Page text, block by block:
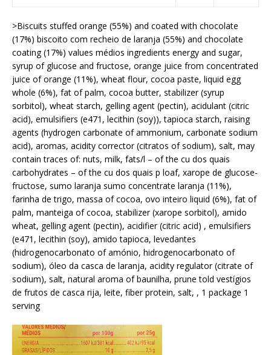
>Biscuits stuffed orange (55%) and coated with chocolate
(17%) biscoito com recheio de laranja (55%) and chocolate
coating (17%) values médios ingredients energy and sugar,
syrup of glucose and fructose, orange juice from concentrated
juice of orange (11%), wheat flour, cocoa paste, liquid egg
whole (6%), fat of palm, cocoa butter, stabilizer (syrup
sorbitol), wheat starch, gelling agent (pectin), acidulant (citric
acid), emulsifiers (e471, lecithin (soy)), tapioca starch, raising
agents (hydrogen carbonate of ammonium, carbonate sodium
acid), aromas, acidity corrector (citratos of sodium), salt, may
contain traces of: nuts, milk, fats/l – of the cu dos quais
carbohydrates – of the cu dos quais p loaf, xarope de glucose-
fructose, sumo laranja sumo concentrate laranja (11%),
farinha de trigo, massa of cocoa, ovo inteiro liquid (6%), fat of
palm, manteiga of cocoa, stabilizer (xarope sorbitol), amido
wheat, gelling agent (pectin), acidifier (citric acid) , emulsifiers
(e471, lecithin (soy), amido tapioca, levedantes
(hidrogenocarbonato of amónio, hidrogenocarbonato of
sodium), óleo da casca de laranja, acidity regulator (citrate of
sodium), salt, natural aroma of baunilha, prune told vestígios
de frutos de casca rija, leite, fiber protein, salt, , 1 package 1
serving